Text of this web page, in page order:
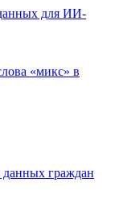
для ИИ-
«микс» в
данных граждан